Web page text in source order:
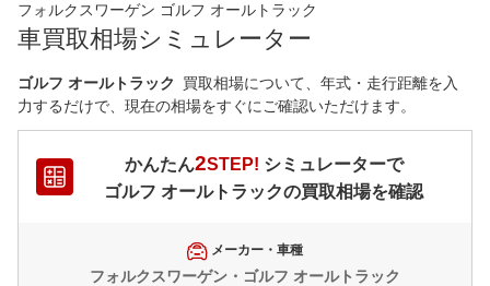
フォルクスワーゲン ゴルフ オールトラック
車買取相場シミュレーター
ゴルフ オールトラック
買取相場について、年式・走行距離を入
力するだけで、現在の相場をすぐにご確認いただけます。
かんたん2STEP! シミュレーターで
ゴルフ オールトラックの買取相場を確認
メーカー・車種
フォルクスワーゲン・ゴルフ オールトラック